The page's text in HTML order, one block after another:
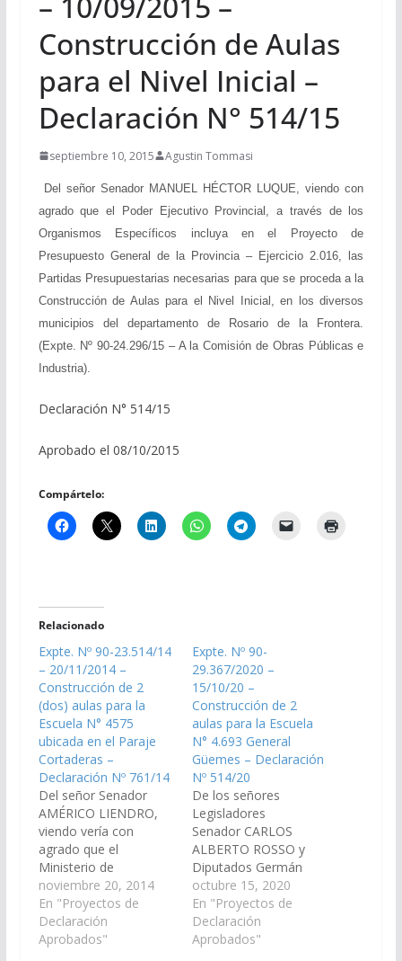
Construcción de Aulas
para el Nivel Inicial –
Declaración N° 514/15
septiembre 10, 2015 Agustin Tommasi
Del señor Senador MANUEL HÉCTOR LUQUE, viendo con
agrado que el Poder Ejecutivo Provincial, a través de los
Organismos Específicos incluya en el Proyecto de
Presupuesto General de la Provincia – Ejercicio 2.016, las
Partidas Presupuestarias necesarias para que se proceda a la
Construcción de Aulas para el Nivel Inicial, en los diversos
municipios del departamento de Rosario de la Frontera.
(Expte. Nº 90-24.296/15 – A la Comisión de Obras Públicas e
Industria).
Declaración N° 514/15
Aprobado el 08/10/2015
Compártelo:
Relacionado
Expte. Nº 90-23.514/14
– 20/11/2014 –
Construcción de 2
(dos) aulas para la
Escuela N° 4575
ubicada en el Paraje
Cortaderas –
Declaración Nº 761/14
Del señor Senador
AMÉRICO LIENDRO,
viendo vería con
agrado que el
Ministerio de
Economía,
Infraestructura y
Servicios Públicos
incorpore en el plan de
noviembre 20, 2014
En "Proyectos de
Declaración
Aprobados"
Expte. Nº 90-
29.367/2020 –
15/10/20 –
Construcción de 2
aulas para la Escuela
N° 4.693 General
Güemes – Declaración
Nº 514/20
De los señores
Legisladores
Senador CARLOS
ALBERTO ROSSO y
Diputados Germán
Ralle y Daniel Segura,
viendo con agrado que
el Poder Ejecutivo
Provincial, proceda a
octubre 15, 2020
En "Proyectos de
Declaración
Aprobados"